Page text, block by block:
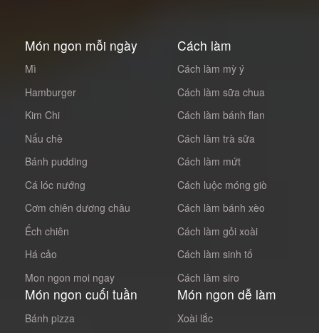
Món ngon mỗi ngày
Mì
Hamburger
Kim Chi
Nấu chè
Bánh pudding
Cá lóc nướng
Cơm chiên dương châu
Ếch chiên
Há cảo
Mon ngon moi ngay
Cách làm
Cách làm mỳ ý
Cách làm sữa chua
Cách làm bánh flan
Cách làm trà sữa
Cách làm mứt
Cách luộc móng giò
Cách làm bánh xèo
Cách làm gỏi xoài
Cách làm sinh tố
Cách làm siro
Món ngon cuối tuần
Bánh pizza
Món ngon dễ làm
Xoài lắc